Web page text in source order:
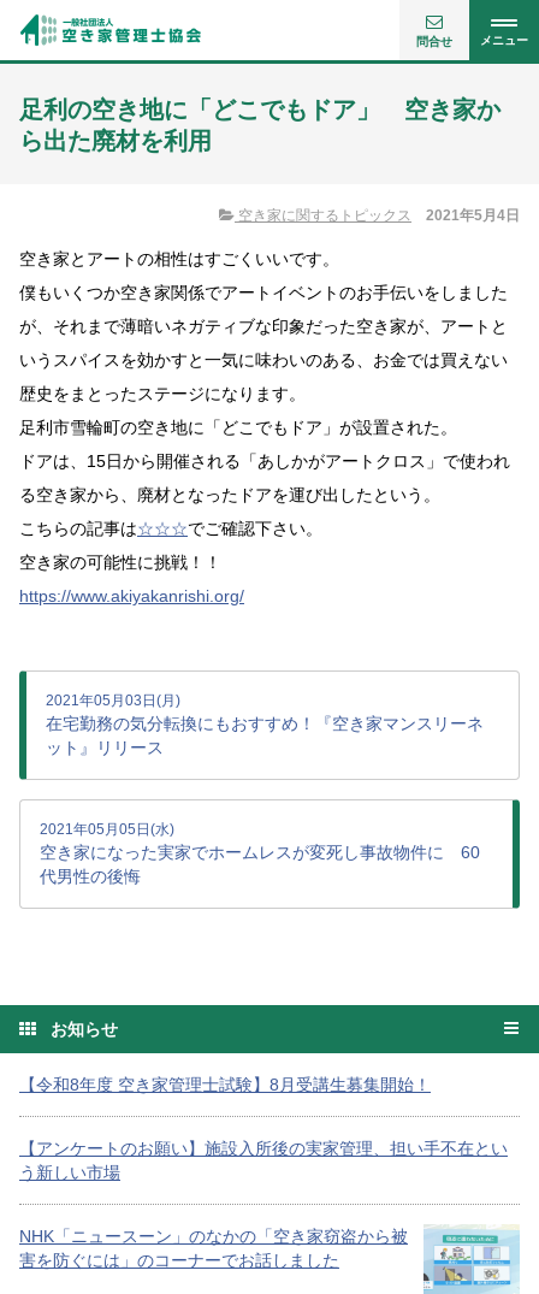
メニュー
問合せ
足利の空き地に「どこでもドア」 空き家か
ら出た廃材を利用
空き家に関するトピックス 2021年5月4日
空き家とアートの相性はすごくいいです。
僕もいくつか空き家関係でアートイベントのお手伝いをしました
が、それまで薄暗いネガティブな印象だった空き家が、アートと
いうスパイスを効かすと一気に味わいのある、お金では買えない
歴史をまとったステージになります。
足利市雪輪町の空き地に「どこでもドア」が設置された。
ドアは、15日から開催される「あしかがアートクロス」で使われ
る空き家から、廃材となったドアを運び出したという。
こちらの記事は☆☆☆でご確認下さい。
空き家の可能性に挑戦！！
https://www.akiyakanrishi.org/
2021年05月03日(月)
在宅勤務の気分転換にもおすすめ！『空き家マンスリーネ
ット』リリース
2021年05月05日(水)
空き家になった実家でホームレスが変死し事故物件に 60
代男性の後悔
お知らせ
【令和8年度 空き家管理士試験】8月受講生募集開始！
【アンケートのお願い】施設入所後の実家管理、担い手不在とい
う新しい市場
NHK「ニュースーン」のなかの「空き家窃盗から被
害を防ぐには」のコーナーでお話しました